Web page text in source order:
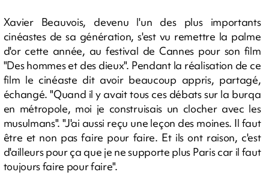
Xavier Beauvois, devenu l'un des plus importants
cinéastes de sa génération, s'est vu remettre la palme
d'or cette année, au festival de Cannes pour son film
"Des hommes et des dieux". Pendant la réalisation de ce
film le cinéaste dit avoir beaucoup appris, partagé,
échangé. "Quand il y avait tous ces débats sur la burqa
en métropole, moi je construisais un clocher avec les
musulmans". "J'ai aussi reçu une leçon des moines. Il faut
être et non pas faire pour faire. Et ils ont raison, c'est
d'ailleurs pour ça que je ne supporte plus Paris car il faut
toujours faire pour faire".